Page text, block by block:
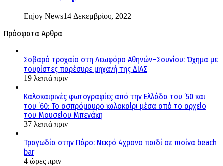
Enjoy News14 Δεκεμβρίου, 2022
Πρόσφατα Άρθρα
Σοβαρό τροχαίο στη Λεωφόρο Αθηνών–Σουνίου: Όχημα με
τουρίστες παρέσυρε μηχανή της ΔΙΑΣ
19 λεπτά πριν
Καλοκαιρινές φωτογραφίες από την Ελλάδα του ’50 και
του ’60: Το ασπρόμαυρο καλοκαίρι μέσα από το αρχείο
του Μουσείου Μπενάκη
37 λεπτά πριν
Τραγωδία στην Πάρο: Νεκρό 4χρονο παιδί σε πισίνα beach
bar
4 ώρες πριν